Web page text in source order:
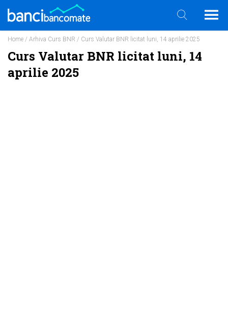
Home / Arhiva Curs BNR / Curs Valutar BNR licitat luni, 14 aprilie 2025
Curs Valutar BNR licitat luni, 14
aprilie 2025